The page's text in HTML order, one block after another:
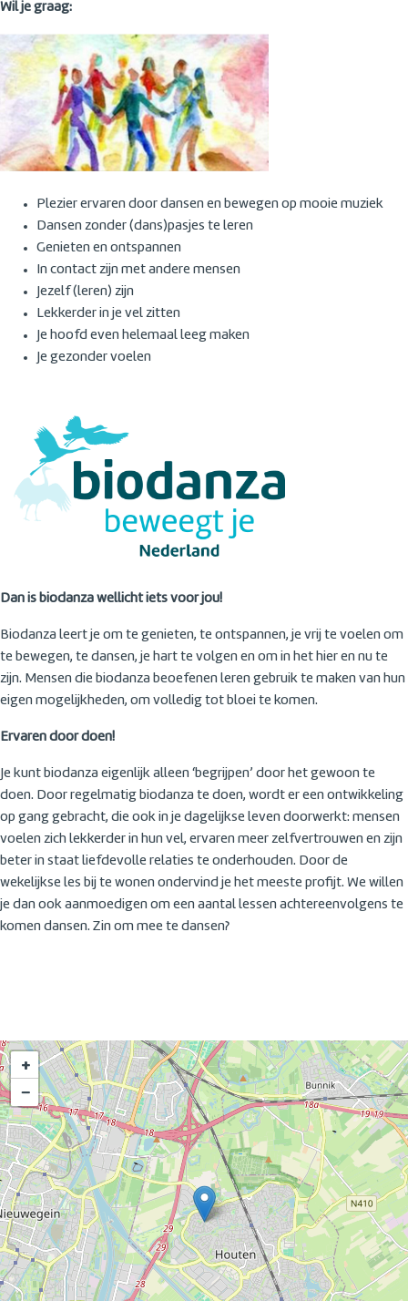
Wil je graag:
Plezier ervaren door dansen en bewegen op mooie muziek
Dansen zonder (dans)pasjes te leren
Genieten en ontspannen
In contact zijn met andere mensen
Jezelf (leren) zijn
Lekkerder in je vel zitten
Je hoofd even helemaal leeg maken
Je gezonder voelen
Dan is biodanza wellicht iets voor jou!
Biodanza leert je om te genieten, te ontspannen, je vrij te voelen om
te bewegen, te dansen, je hart te volgen en om in het hier en nu te
zijn. Mensen die biodanza beoefenen leren gebruik te maken van hun
eigen mogelijkheden, om volledig tot bloei te komen.
Ervaren door doen!
Je kunt biodanza eigenlijk alleen ‘begrijpen’ door het gewoon te
doen. Door regelmatig biodanza te doen, wordt er een ontwikkeling
op gang gebracht, die ook in je dagelijkse leven doorwerkt: mensen
voelen zich lekkerder in hun vel, ervaren meer zelfvertrouwen en zijn
beter in staat liefdevolle relaties te onderhouden. Door de
wekelijkse les bij te wonen ondervind je het meeste profijt. We willen
je dan ook aanmoedigen om een aantal lessen achtereenvolgens te
komen dansen. Zin om mee te dansen?
+
−